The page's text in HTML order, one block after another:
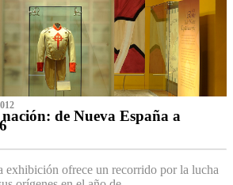
de Nueva España a
exhibición ofrece un recorrido por la lucha